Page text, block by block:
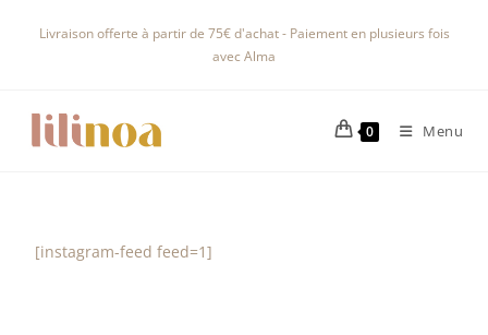
Livraison offerte à partir de 75€ d'achat - Paiement en plusieurs fois
avec Alma
0 Menu
[instagram-feed feed=1]